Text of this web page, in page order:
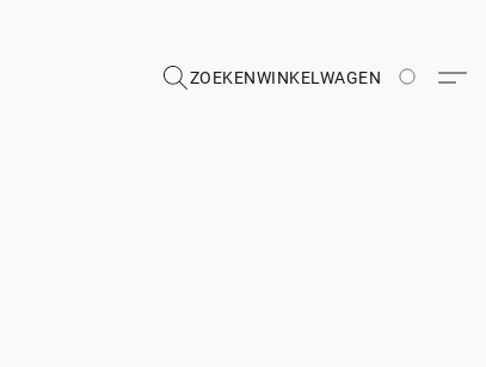
ZOEKENWINKELWAGEN